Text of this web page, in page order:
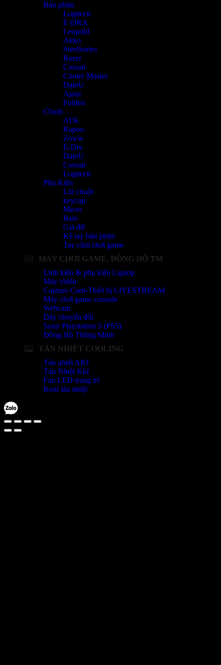
Bàn phím
Logitech
E-DRA
Leopold
Akko
SteelSeries
Razer
Corsair
Cooler Master
DareU
Ajazz
Fuhlen
Chuột
ATK
Rapoo
Zowie
E-Dra
DareU
Corsair
Logitech
Phụ Kiện
Lót chuột
keycap
Micro
Balo
Giá đỡ
Kê tay bàn phím
Tay cầm chơi game
MÁY CHƠI GAME, ĐỒNG HỒ TM
Linh kiện & phụ kiện Laptop
Máy chiếu
Capture Card-Thiết bị LIVESTREAM
Máy chơi game console
Webcam
Dây chuyển đổi
Sony Playstation 5 (PS5)
Đồng Hồ Thông Minh
TẢN NHIỆT COOLING
Tản nhiệt AIO
Tản Nhiệt Khí
Fan LED trang trí
Kem tản nhiệt